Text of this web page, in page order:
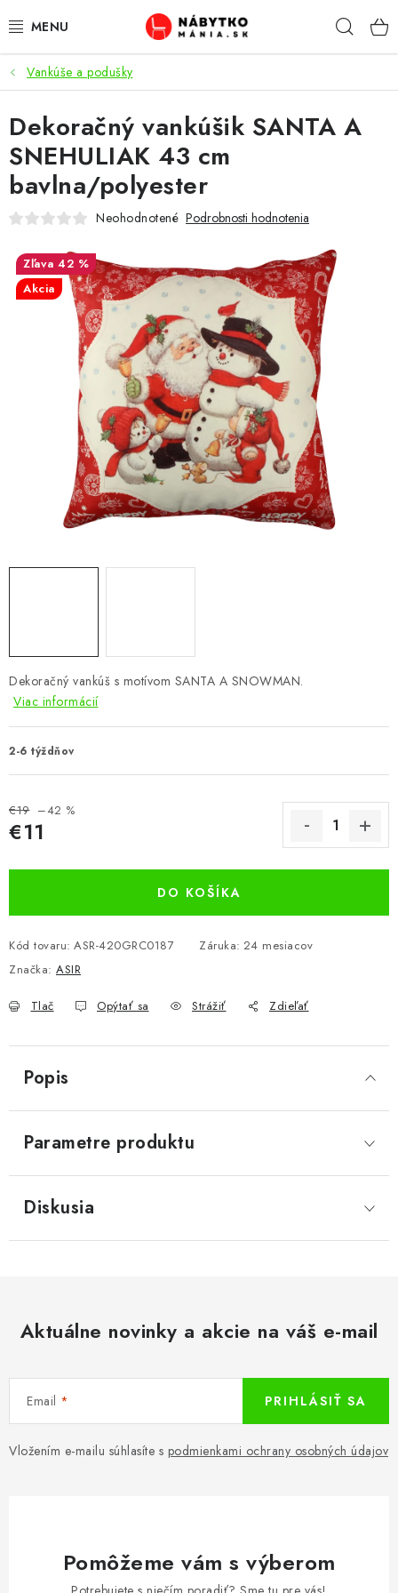
na
VÝPREDAJ
NOVINKY
OBÝVACIA IZBA
KUCHYŇA
SPÁĽŇA
PREDSIENE
PRACOVŇA / KANCELÁRIA
DETSKÉ A ŠTUDENTSKÉ
DOPLNKY A DEKORÁCIE
Reklamácie a odstúpenie od zmluvy
Obchodné podmienky 2024
Vankúše a podušky
Dekoračný vankúš s motívom SANTA A SNOWMAN.
Viac informácií
2-6 týždňov
€19 –42 %
€11
DO KOŠÍKA
Kód tovaru: ASR-420GRC0187 Záruka: 24 mesiacov
Značka: ASIR
Tlač Opýtať sa Strážiť Zdieľať
Dekoračný vankúšik SANTA A
SNEHULIAK 43 cm
bavlna/polyester
Neohodnotené Podrobnosti hodnotenia
42 %
Akcia
Popis
Parametre produktu
Diskusia
Aktuálne novinky a akcie na váš e-mail
Email
Vložením e-mailu súhlasíte s podmienkami ochrany osobných údajov
PRIHLÁSIŤ SA
Pomôžeme vám s výberom